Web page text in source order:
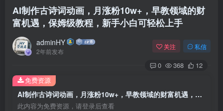
AI制作古诗词动画，月涨粉10w+，早教领域的财
富机遇，保姆级教程，新手小白可轻松上手
adminHY
2年前发布
关注 私信
0 368 12
AI制作古诗词动画，月涨粉10w+，早教领域的财富机遇，保姆级教程，新手小白可轻松上手
此内容为免费资源，请登录后查看
免费资源